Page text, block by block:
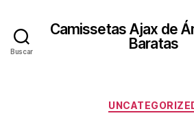
Buscar
Camissetas Ajax de
Baratas